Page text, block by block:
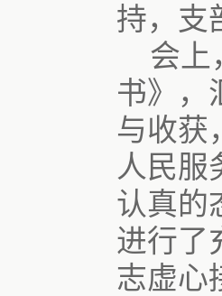
持，支
会上
书》，
与收获
人民服
认真的
进行了
志虚心